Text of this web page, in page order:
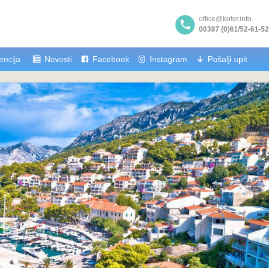
office@kofer.info
00387 (0)61/52-61-52
Novosti Facebook Instagram Pošalji upit